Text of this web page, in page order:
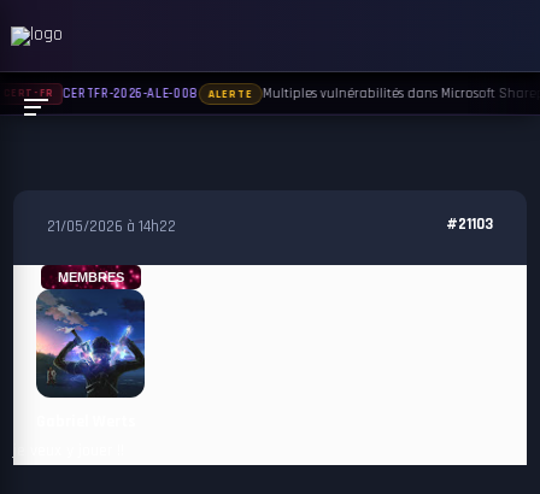
21/05/2026 à 14h22 #21103
MEMBRES
CERT-FR CERTFR-2026-ALE-008 ALERTE Multiples vulnérabilités dans Microsoft